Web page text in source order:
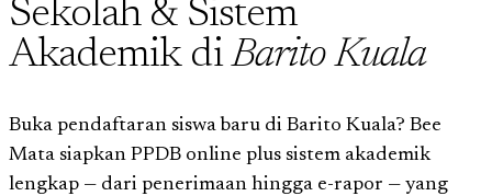
Sekolah & Sistem
Akademik diBarito Kuala
Buka pendaftaran siswa baru di Barito Kuala? Bee
Mata siapkan PPDB online plus sistem akademik
lengkap — dari penerimaan hingga e-rapor — yang